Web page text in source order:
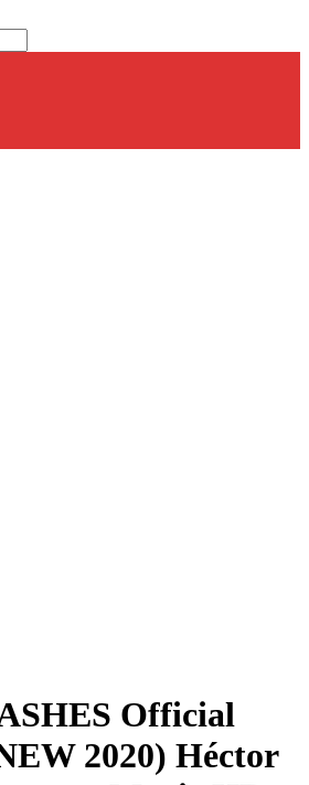
Official
2020) Héctor